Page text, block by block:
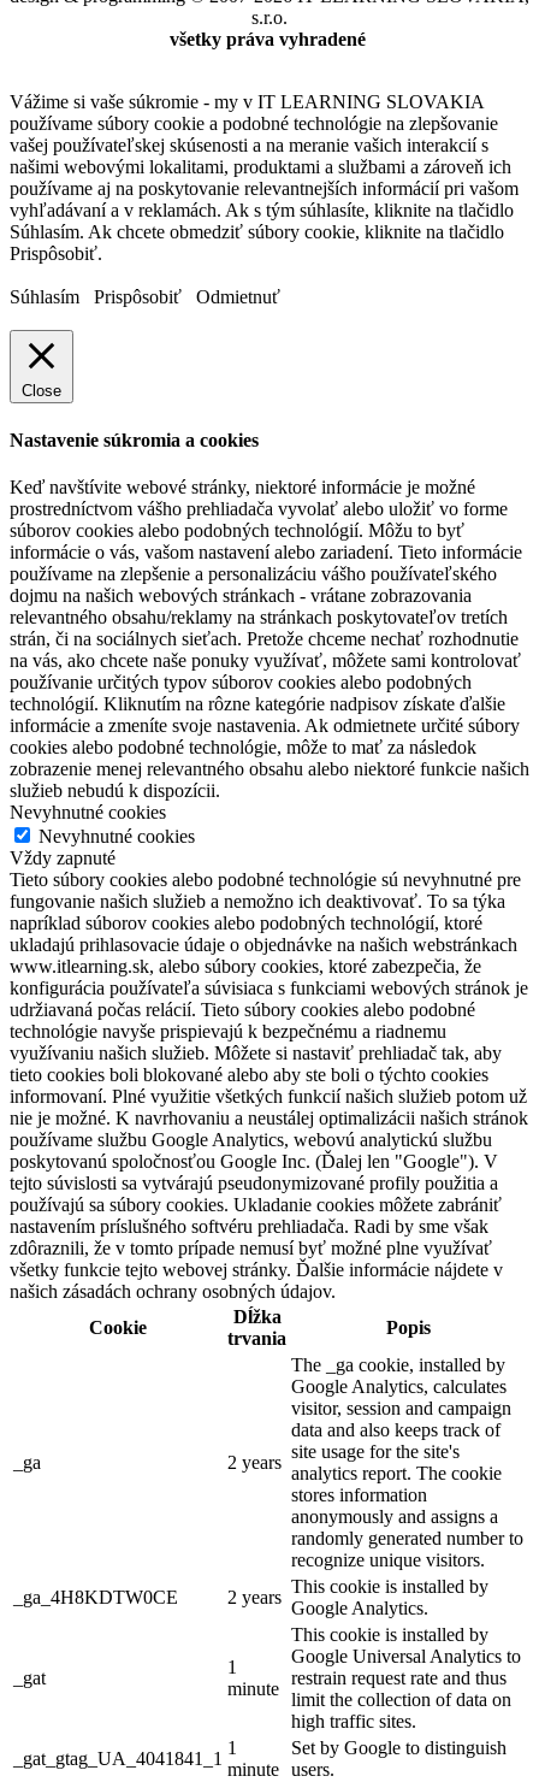
s.r.o.
všetky práva vyhradené
Vážime si vaše súkromie - my v IT LEARNING SLOVAKIA
používame súbory cookie a podobné technológie na zlepšovanie
vašej používateľskej skúsenosti a na meranie vašich interakcií s
našimi webovými lokalitami, produktami a službami a zároveň ich
používame aj na poskytovanie relevantnejších informácií pri vašom
vyhľadávaní a v reklamách. Ak s tým súhlasíte, kliknite na tlačidlo
Súhlasím. Ak chcete obmedziť súbory cookie, kliknite na tlačidlo
Prispôsobiť.
Súhlasím Prispôsobiť Odmietnuť
Close
Nastavenie súkromia a cookies
Keď navštívite webové stránky, niektoré informácie je možné
prostredníctvom vášho prehliadača vyvolať alebo uložiť vo forme
súborov cookies alebo podobných technológií. Môžu to byť
informácie o vás, vašom nastavení alebo zariadení. Tieto informácie
používame na zlepšenie a personalizáciu vášho používateľského
dojmu na našich webových stránkach - vrátane zobrazovania
relevantného obsahu/reklamy na stránkach poskytovateľov tretích
strán, či na sociálnych sieťach. Pretože chceme nechať rozhodnutie
na vás, ako chcete naše ponuky využívať, môžete sami kontrolovať
používanie určitých typov súborov cookies alebo podobných
technológií. Kliknutím na rôzne kategórie nadpisov získate ďalšie
informácie a zmeníte svoje nastavenia. Ak odmietnete určité súbory
cookies alebo podobné technológie, môže to mať za následok
zobrazenie menej relevantného obsahu alebo niektoré funkcie našich
služieb nebudú k dispozícii.
Nevyhnutné cookies
Nevyhnutné cookies
Vždy zapnuté
Tieto súbory cookies alebo podobné technológie sú nevyhnutné pre
fungovanie našich služieb a nemožno ich deaktivovať. To sa týka
napríklad súborov cookies alebo podobných technológií, ktoré
ukladajú prihlasovacie údaje o objednávke na našich webstránkach
www.itlearning.sk, alebo súbory cookies, ktoré zabezpečia, že
konfigurácia používateľa súvisiaca s funkciami webových stránok je
udržiavaná počas relácií. Tieto súbory cookies alebo podobné
technológie navyše prispievajú k bezpečnému a riadnemu
využívaniu našich služieb. Môžete si nastaviť prehliadač tak, aby
tieto cookies boli blokované alebo aby ste boli o týchto cookies
informovaní. Plné využitie všetkých funkcií našich služieb potom už
nie je možné. K navrhovaniu a neustálej optimalizácii našich stránok
používame službu Google Analytics, webovú analytickú službu
poskytovanú spoločnosťou Google Inc. (Ďalej len "Google"). V
tejto súvislosti sa vytvárajú pseudonymizované profily použitia a
používajú sa súbory cookies. Ukladanie cookies môžete zabrániť
nastavením príslušného softvéru prehliadača. Radi by sme však
zdôraznili, že v tomto prípade nemusí byť možné plne využívať
všetky funkcie tejto webovej stránky. Ďalšie informácie nájdete v
našich zásadách ochrany osobných údajov.
Cookie
Dĺžka
trvania
Popis
_ga 2 years
The _ga cookie, installed by
Google Analytics, calculates
visitor, session and campaign
data and also keeps track of
site usage for the site's
analytics report. The cookie
stores information
anonymously and assigns a
randomly generated number to
recognize unique visitors.
_ga_4H8KDTW0CE
2 years
This cookie is installed by
Google Analytics.
_gat
1
minute
This cookie is installed by
Google Universal Analytics to
restrain request rate and thus
limit the collection of data on
high traffic sites.
_gat_gtag_UA_4041841_1
1
minute
Set by Google to distinguish
users.